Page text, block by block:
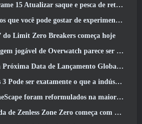
15 Atualizar saque e pesca de retrabalhos
pode gostar de experimentar durante o Bullet Fest
do Limit Zero Breakers começa hoje
parece ser um chefe do crime ciborgue sobrecarregado
Data de Lançamento Global RF Online
exatamente o que a indústria de MMO precisa agora
na maior atualização visual do jogo nos últimos dez anos
com uma viagem para uma ilha Bangboo no céu, E para a plataforma Steam